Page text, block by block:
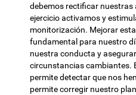
debemos rectificar nuestras
ejercicio activamos y
monitorización. Mejorar
fundamental para nuestro
nuestra conducta y
circunstancias cambiantes.
permite detectar que nos
permite corregir nuestro